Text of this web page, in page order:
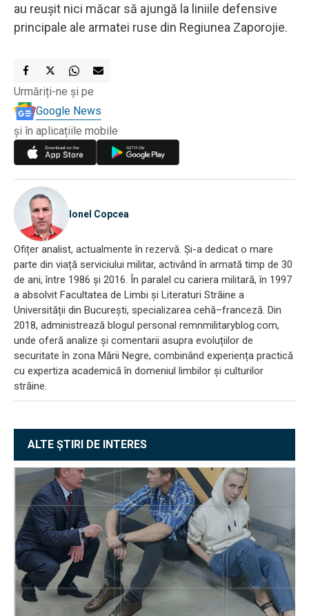
au reușit nici măcar să ajungă la liniile defensive
principale ale armatei ruse din Regiunea Zaporojie.
Urmăriți-ne și pe
Google News
și în aplicațiile mobile
Ionel Copcea
Ofițer analist, actualmente în rezervă. Și-a dedicat o mare
parte din viață serviciului militar, activând în armată timp de 30
de ani, între 1986 și 2016. În paralel cu cariera militară, în 1997
a absolvit Facultatea de Limbi și Literaturi Străine a
Universității din București, specializarea cehă–franceză. Din
2018, administrează blogul personal remnmilitaryblog.com,
unde oferă analize și comentarii asupra evoluțiilor de
securitate în zona Mării Negre, combinând experiența practică
cu expertiza academică în domeniul limbilor și culturilor
străine.
ALTE ȘTIRI DE INTERES